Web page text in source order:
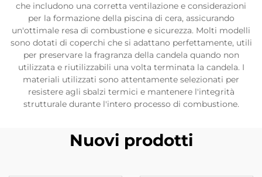
che includono una corretta ventilazione e considerazioni
per la formazione della piscina di cera, assicurando
un'ottimale resa di combustione e sicurezza. Molti modelli
sono dotati di coperchi che si adattano perfettamente, utili
per preservare la fragranza della candela quando non
utilizzata e riutilizzabili una volta terminata la candela. I
materiali utilizzati sono attentamente selezionati per
resistere agli sbalzi termici e mantenere l'integrità
strutturale durante l'intero processo di combustione.
Nuovi prodotti